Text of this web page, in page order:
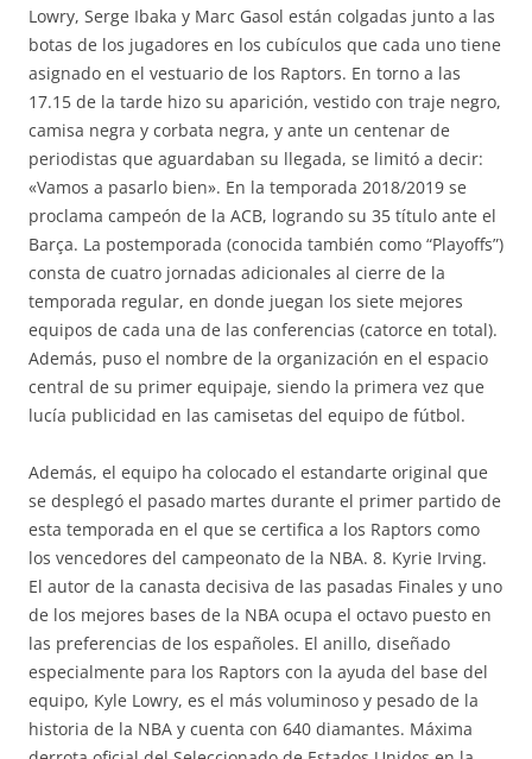
Lowry, Serge Ibaka y Marc Gasol están colgadas junto a las
botas de los jugadores en los cubículos que cada uno tiene
asignado en el vestuario de los Raptors. En torno a las
17.15 de la tarde hizo su aparición, vestido con traje negro,
camisa negra y corbata negra, y ante un centenar de
periodistas que aguardaban su llegada, se limitó a decir:
«Vamos a pasarlo bien». En la temporada 2018/2019 se
proclama campeón de la ACB, logrando su 35 título ante el
Barça. La postemporada (conocida también como “Playoffs”)
consta de cuatro jornadas adicionales al cierre de la
temporada regular, en donde juegan los siete mejores
equipos de cada una de las conferencias (catorce en total).
Además, puso el nombre de la organización en el espacio
central de su primer equipaje, siendo la primera vez que
lucía publicidad en las camisetas del equipo de fútbol.
Además, el equipo ha colocado el estandarte original que
se desplegó el pasado martes durante el primer partido de
esta temporada en el que se certifica a los Raptors como
los vencedores del campeonato de la NBA. 8. Kyrie Irving.
El autor de la canasta decisiva de las pasadas Finales y uno
de los mejores bases de la NBA ocupa el octavo puesto en
las preferencias de los españoles. El anillo, diseñado
especialmente para los Raptors con la ayuda del base del
equipo, Kyle Lowry, es el más voluminoso y pesado de la
historia de la NBA y cuenta con 640 diamantes. Máxima